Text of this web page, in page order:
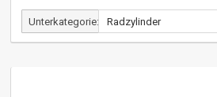
Unterkategorie: